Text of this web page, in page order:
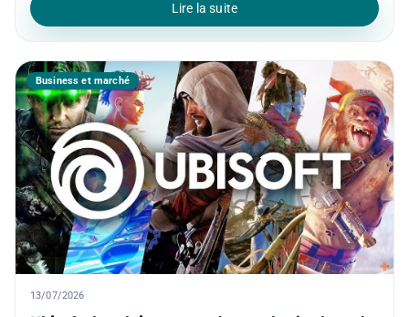
Lire la suite
Business et marché
13/07/2026